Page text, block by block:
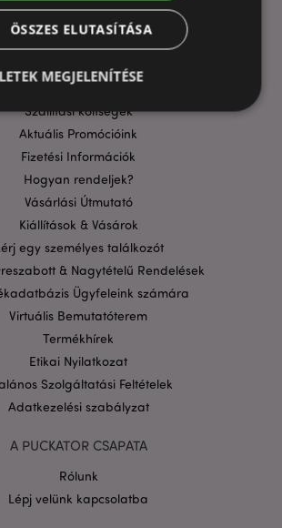
GYIK
Szállítási költségek
Aktuális Promócióink
Fizetési Információk
Hogyan rendeljek?
Vásárlási Útmutató
Kiállítások & Vásárok
egy személyes találkozót
& Nagytételű Rendelések
Ügyfeleink számára
Virtuális Bemutatóterem
Termékhírek
Etikai Nyilatkozat
Szolgáltatási Feltételek
Adatkezelési szabályzat
A PUCKATOR CSAPATA
Rólunk
Lépj velünk kapcsolatba
ÖSSZES ELUTASÍTÁSA
MEGJELENÍTÉSE
Funkcionalitás
működéséhez feltétlenül szükséges sütik
a webhely alapvető funkcióit,
A weboldal nem használható
a feltétlenül szükséges sütik nélkül.
Szolgáltató